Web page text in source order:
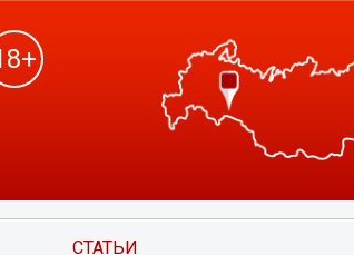
СТАТЬИ